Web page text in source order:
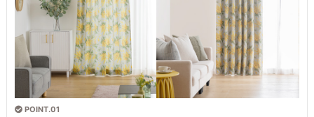
POINT.01